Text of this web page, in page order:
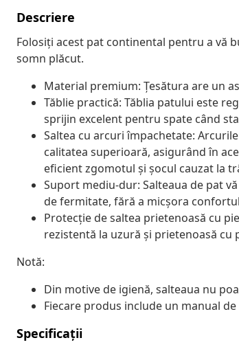
Descriere
Folosiți acest pat continental pentru a vă
somn plăcut.
Material premium: Țesătura are un
Tăblie practică: Tăblia patului este
sprijin excelent pentru spate când
Saltea cu arcuri împachetate:
calitatea superioară, asigurând în
eficient zgomotul și șocul cauzat la
Suport mediu-dur: Salteaua de pat
de fermitate, fără a micșora
Protecție de saltea prietenoasă cu
rezistentă la uzură și prietenoasă
Notă:
Din motive de igienă, salteaua nu
Fiecare produs include un manual
Specificații